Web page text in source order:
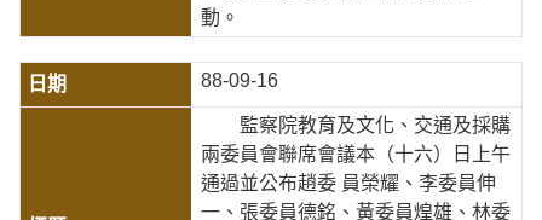
動。
88-09-16
監察院教育及文化、交通及採購
兩委員會聯席會議本（十六）日上午
通過並公布趙委 員榮耀、李委員伸
一、張委員德銘、黃委員煌雄、林委